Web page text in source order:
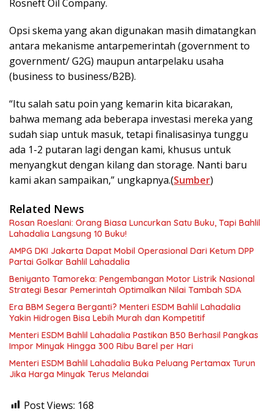
Rosneft Oil Company.
Opsi skema yang akan digunakan masih dimatangkan
antara mekanisme antarpemerintah (government to
government/ G2G) maupun antarpelaku usaha
(business to business/B2B).
“Itu salah satu poin yang kemarin kita bicarakan,
bahwa memang ada beberapa investasi mereka yang
sudah siap untuk masuk, tetapi finalisasinya tunggu
ada 1-2 putaran lagi dengan kami, khusus untuk
menyangkut dengan kilang dan storage. Nanti baru
kami akan sampaikan,” ungkapnya.(Sumber)
Related News
Rosan Roeslani: Orang Biasa Luncurkan Satu Buku, Tapi Bahlil
Lahadalia Langsung 10 Buku!
AMPG DKI Jakarta Dapat Mobil Operasional Dari Ketum DPP
Partai Golkar Bahlil Lahadalia
Beniyanto Tamoreka: Pengembangan Motor Listrik Nasional
Strategi Besar Pemerintah Optimalkan Nilai Tambah SDA
Era BBM Segera Berganti? Menteri ESDM Bahlil Lahadalia
Yakin Hidrogen Bisa Lebih Murah dan Kompetitif
Menteri ESDM Bahlil Lahadalia Pastikan B50 Berhasil Pangkas
Impor Minyak Hingga 300 Ribu Barel per Hari
Menteri ESDM Bahlil Lahadalia Buka Peluang Pertamax Turun
Jika Harga Minyak Terus Melandai
Post Views: 168